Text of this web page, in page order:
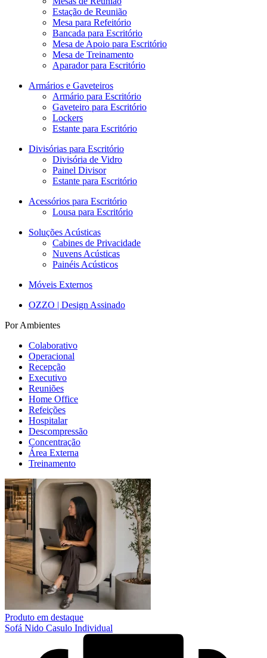
Estação de Reunião
Mesa para Refeitório
Bancada para Escritório
Mesa de Apoio para Escritório
Mesa de Treinamento
Aparador para Escritório
Armários e Gaveteiros
Armário para Escritório
Gaveteiro para Escritório
Lockers
Estante para Escritório
Divisórias para Escritório
Divisória de Vidro
Painel Divisor
Estante para Escritório
Acessórios para Escritório
Lousa para Escritório
Soluções Acústicas
Cabines de Privacidade
Nuvens Acústicas
Painéis Acústicos
Móveis Externos
OZZO | Design Assinado
Por Ambientes
Colaborativo
Operacional
Recepção
Executivo
Reuniões
Home Office
Refeições
Hospitalar
Descompressão
Concentração
Área Externa
Treinamento
Produto em destaque
Sofá Nido Casulo Individual